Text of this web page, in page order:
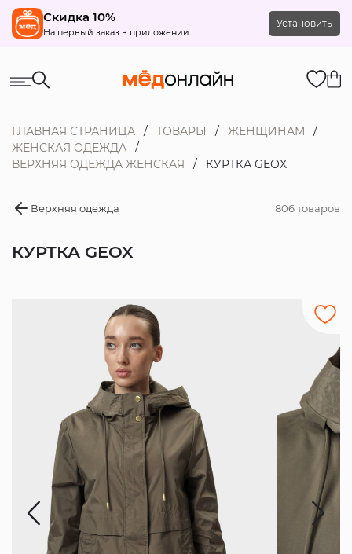
Скидка 10%
На первый заказ в приложении
Установить
ГЛАВНАЯ СТРАНИЦА ТОВАРЫ
ЖЕНЩИНАМ
ЖЕНСКАЯ ОДЕЖДА
ВЕРХНЯЯ ОДЕЖДА ЖЕНСКАЯ
КУРТКА GEOX
Верхняя одежда 806 товаров
КУРТКА GEOX